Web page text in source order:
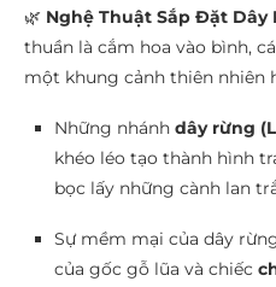
🌿 Nghệ Thuật Sắp Đặt Dây
thuần là cắm hoa vào bình,
một khung cảnh thiên nhiên
Những nhánh dây rừng
khéo léo tạo thành hình
bọc lấy những cành lan
Sự mềm mại của dây
của gốc gỗ lũa và chiếc